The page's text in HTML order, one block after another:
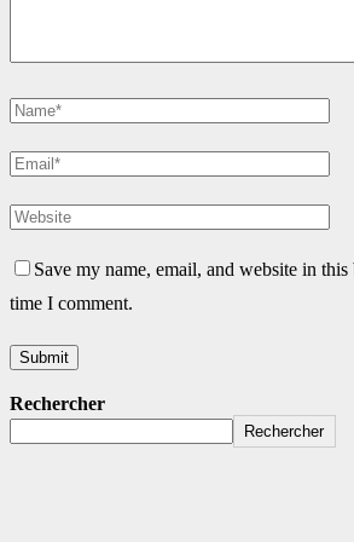
Save my name, email, and website in
time I comment.
Rechercher
Rechercher